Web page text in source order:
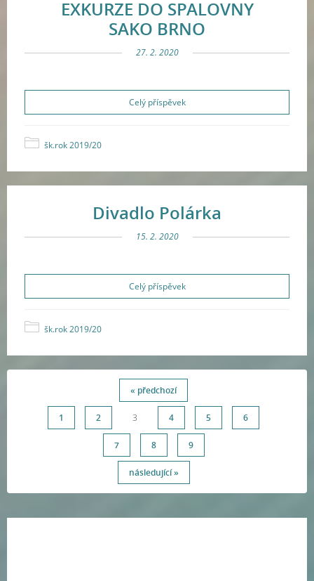
EXKURZE DO SPALOVNY
SAKO BRNO
27. 2. 2020
Celý příspěvek
šk.rok 2019/20
Divadlo Polárka
15. 2. 2020
Celý příspěvek
šk.rok 2019/20
« předchozí
1 2 3 4 5 6
7 8 9
následující »